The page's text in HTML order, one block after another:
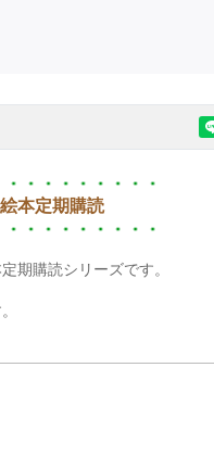
本定期購読
期購読シリーズです。